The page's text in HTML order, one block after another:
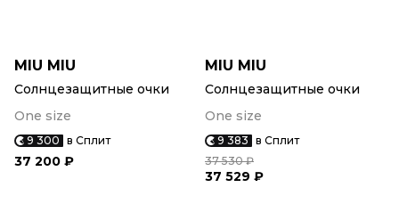
MIU MIU
Солнцезащитные очки
One size
9 300 в Сплит
37 200 ₽
MIU MIU
Солнцезащитные очки
One size
9 383 в Сплит
37 530 ₽
37 529 ₽